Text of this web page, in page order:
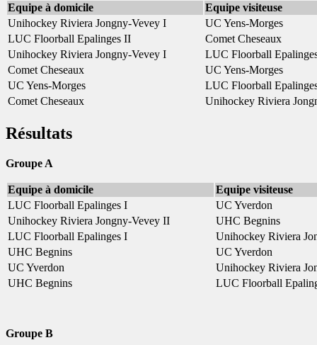
Equipe à domicile
Equipe visiteuse
Unihockey Riviera Jongny-Vevey I
UC Yens-Morges
LUC Floorball Epalinges II
Comet Cheseaux
Unihockey Riviera Jongny-Vevey I
LUC Floorball
Comet Cheseaux
UC Yens-Morges
UC Yens-Morges
LUC Floorball
Comet Cheseaux
Unihockey Riviera
Résultats
Groupe A
Equipe à domicile
Equipe visiteuse
LUC Floorball Epalinges I
UC Yverdon
Unihockey Riviera Jongny-Vevey II
UHC Begnins
LUC Floorball Epalinges I
Unihockey Riviera
UHC Begnins
UC Yverdon
UC Yverdon
Unihockey Riviera
UHC Begnins
LUC Floorball
Groupe B